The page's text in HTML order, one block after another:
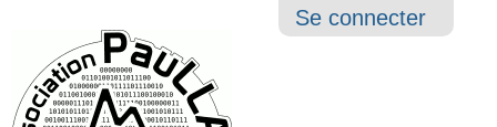
Outils
Se connecter